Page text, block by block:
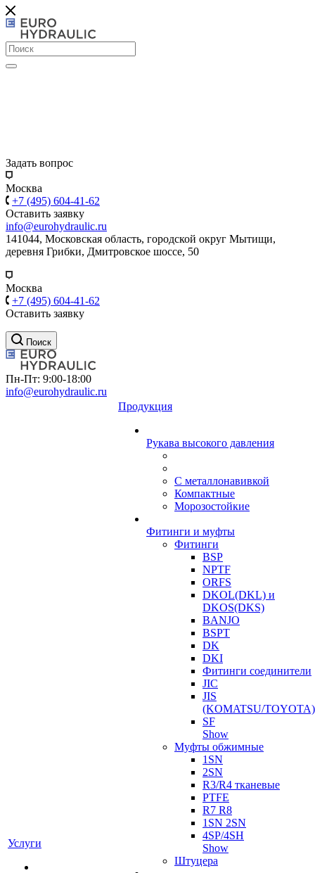
Задать вопрос
Москва
+7 (495) 604-41-62
Оставить заявку
info@eurohydraulic.ru
141044, Московская область, городской округ Мытищи,
деревня Грибки, Дмитровское шоссе, 50
Москва
+7 (495) 604-41-62
Оставить заявку
Поиск
Пн-Пт: 9:00-18:00
info@eurohydraulic.ru
Услуги
Продукция
Рукава высокого давления
С металлонавивкой
Компактные
Морозостойкие
Фитинги и муфты
Фитинги
BSP
NPTF
ORFS
DKOL(DKL) и
DKOS(DKS)
BANJO
BSPT
DK
DKI
Фитинги соединители
JIC
JIS
(KOMATSU/TOYOTA)
SF
Show
Муфты обжимные
1SN
2SN
R3/R4 тканевые
PTFE
R7 R8
1SN 2SN
4SP/4SH
Show
Штуцера